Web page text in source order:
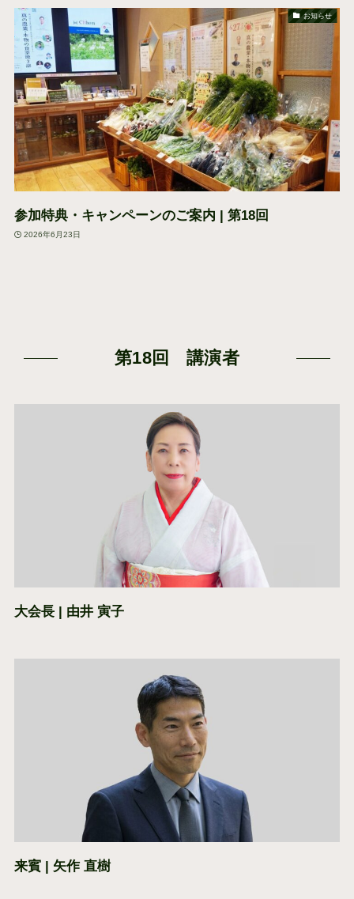
お知らせ
参加特典・キャンペーンのご案内 | 第18回
2026年6月23日
第18回 講演者
大会長 | 由井 寅子
来賓 | 矢作 直樹